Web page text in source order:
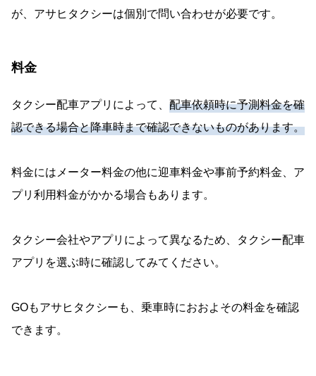
が、アサヒタクシーは個別で問い合わせが必要です。
料金
タクシー配車アプリによって、 配車依頼時に予測料金を確
認できる場合と降車時まで確認できないものがあります。
料金にはメーター料金の他に迎車料金や事前予約料金、ア
プリ利用料金がかかる場合もあります。
タクシー会社やアプリによって異なるため、タクシー配車
アプリを選ぶ時に確認してみてください。
GOもアサヒタクシーも、乗車時におおよその料金を確認
できます。